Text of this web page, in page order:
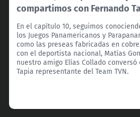
compartimos con Fernando
En el capítulo 10, seguimos
los Juegos Panamericanos y
como las preseas fabricadas en
con el deportista nacional, Matías
nuestro amigo Elías Collado conversó
Tapia representante del Team TVN.